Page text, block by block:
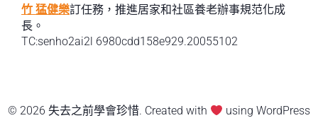
竹 猛健樂訂任務，推進居家和社區養老辦事規范化成
長。
TC:senho2ai2l 6980cdd158e929.20055102
© 2026 失去之前學會珍惜. Created with
using WordPress